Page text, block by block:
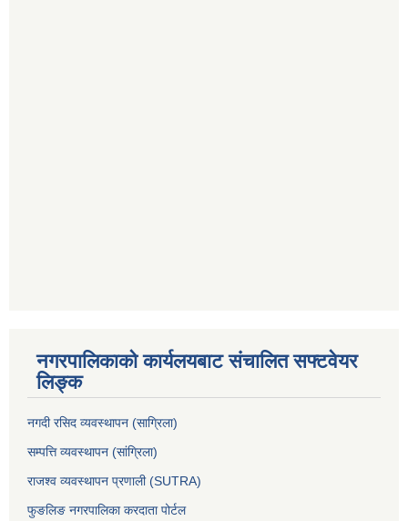
नगरपालिकाको कार्यलयबाट संचालित सफ्टवेयर
लिङ्क
नगदी रसिद व्यवस्थापन (साग्रिला)
सम्पत्ति व्यवस्थापन (सांग्रिला)
राजश्व व्यवस्थापन प्रणाली (SUTRA)
फुङलिङ नगरपालिका करदाता पोर्टल